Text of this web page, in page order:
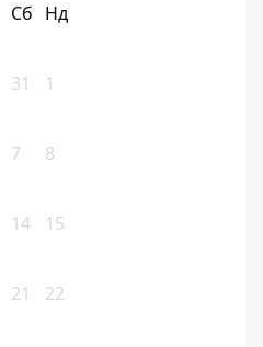
Сб Нд
31 1
7 8
14 15
21 22